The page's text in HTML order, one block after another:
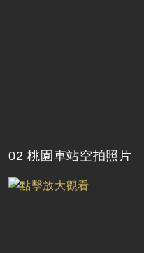
02 桃園車站空拍照片